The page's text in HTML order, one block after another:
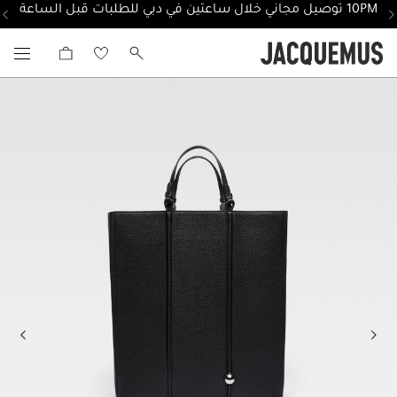
10PM توصيل مجاني خلال ساعتين في دبي للطلبات قبل الساعة